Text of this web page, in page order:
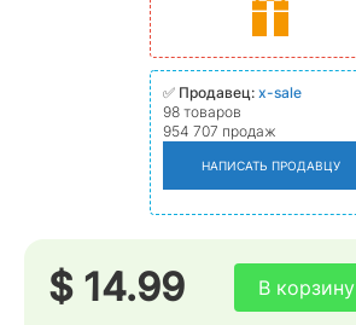
✅ Продавец: x-sale
98 товаров
954 707 продаж
НАПИСАТЬ ПРОДАВЦУ
$ 14.99 В корзину